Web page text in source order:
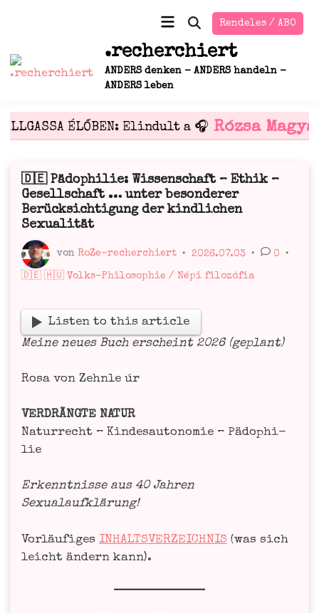
Rendeles / ABO
.recherchiert
ANDERS denken - ANDERS handeln -
ANDERS leben
Suche
öffnen
Hauptmenü
ÉLŐBEN: Elindult a 🎧 Rózsa
Veröffentlicht
in
🇩🇪 Pädophilie: Wissenschaft – Ethik –
Gesellschaft … unter besonderer
Berücksichtigung der kindlichen
Sexualität
von RoZe-recherchiert • 2026.07.03 • 0 •
Veröffentlicht
🇩🇪 🇭🇺 Volks-Philosophie / Népi filozófia
Lis­ten to this article
Mei­ne neu­es Buch erscheint 2026 (geplant)
Rosa von Zehn­le úr
VERDRÄNGTE NATUR
Natur­recht – Kin­des­au­to­no­mie – Pädo­phi­
lie
Erkennt­nis­se aus 40 Jah­ren
Sexu­al­auf­klä­rung!
Vor­läu­fi­ges INHALTSVERZEICHNIS (was sich
leicht ändern kann).